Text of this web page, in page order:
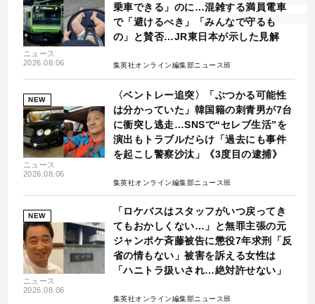
ニュース
2026.08.06
乗車できる」のに…混雑する満員電車
で「避けるべき」「みんなで守るも
の」と賛否…JR東日本が示した見解
集英社オンライン編集部ニュース班
NEW
ニュース
2026.08.06
〈ベントレー追突〉「ぶつかる可能性
は分かっていた」韓国籍の刺青男が7台
に衝突し逃走…SNSで“セレブ生活”を
演出もトラブルだらけ「過去にも事件
を起こし警察沙汰」《3度目の逮捕》
集英社オンライン編集部ニュース班
NEW
ニュース
2026.08.06
「ロケバスはスタッフがいつ戻ってき
てもおかしくない…」と無罪主張の元
ジャンポケ斉藤被告に懲役7年求刑「反
省の情もない」被害を訴える女性は
「ハニトラ扱いされ…絶対許せない」
集英社オンライン編集部ニュース班